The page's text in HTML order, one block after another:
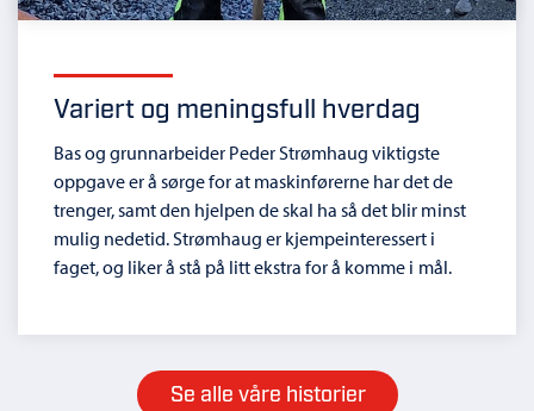
Variert og meningsfull hverdag
Bas og grunnarbeider Peder Strømhaug viktigste
oppgave er å sørge for at maskinførerne har det de
trenger, samt den hjelpen de skal ha så det blir minst
mulig nedetid. Strømhaug er kjempeinteressert i
faget, og liker å stå på litt ekstra for å komme i mål.
Se alle våre historier